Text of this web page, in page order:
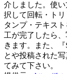
介しました。使
択して回転・ト
タンプ・テキス
工が完了したら
きます。また、
とや投稿された
てみて下さい。